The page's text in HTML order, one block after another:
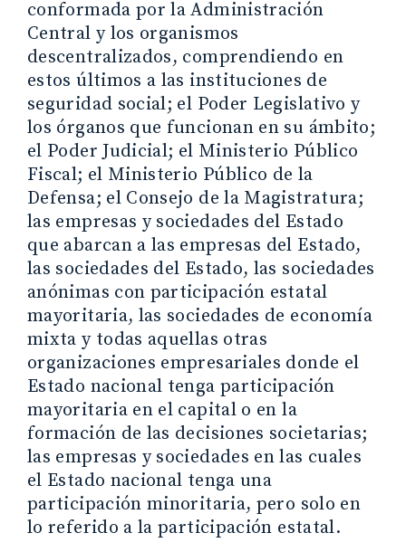
conformada por la Administración
Central y los organismos
descentralizados, comprendiendo en
estos últimos a las instituciones de
seguridad social; el Poder Legislativo y
los órganos que funcionan en su ámbito;
el Poder Judicial; el Ministerio Público
Fiscal; el Ministerio Público de la
Defensa; el Consejo de la Magistratura;
las empresas y sociedades del Estado
que abarcan a las empresas del Estado,
las sociedades del Estado, las sociedades
anónimas con participación estatal
mayoritaria, las sociedades de economía
mixta y todas aquellas otras
organizaciones empresariales donde el
Estado nacional tenga participación
mayoritaria en el capital o en la
formación de las decisiones societarias;
las empresas y sociedades en las cuales
el Estado nacional tenga una
participación minoritaria, pero solo en
lo referido a la participación estatal.